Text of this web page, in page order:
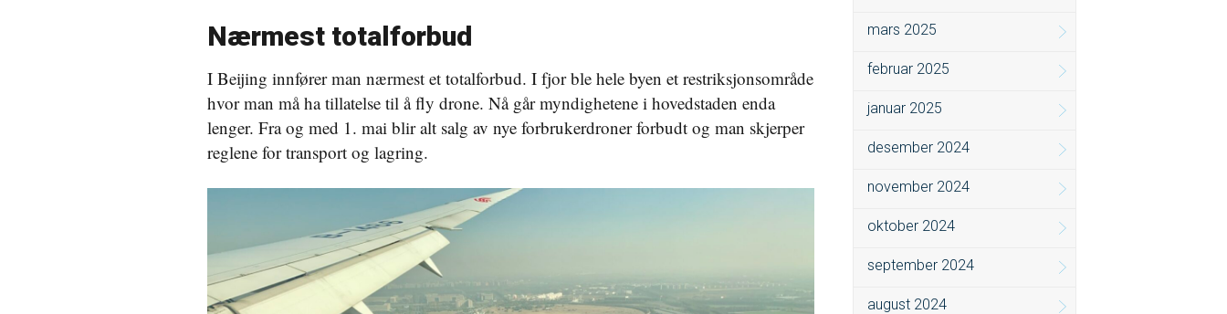
Nærmest totalforbud
I Beijing innfører man nærmest et totalforbud. I fjor ble hele byen et restriksjonsområde
hvor man må ha tillatelse til å fly drone. Nå går myndighetene i hovedstaden enda
lenger. Fra og med 1. mai blir alt salg av nye forbrukerdroner forbudt og man skjerper
reglene for transport og lagring.
mars 2025
februar 2025
januar 2025
desember 2024
november 2024
oktober 2024
september 2024
august 2024